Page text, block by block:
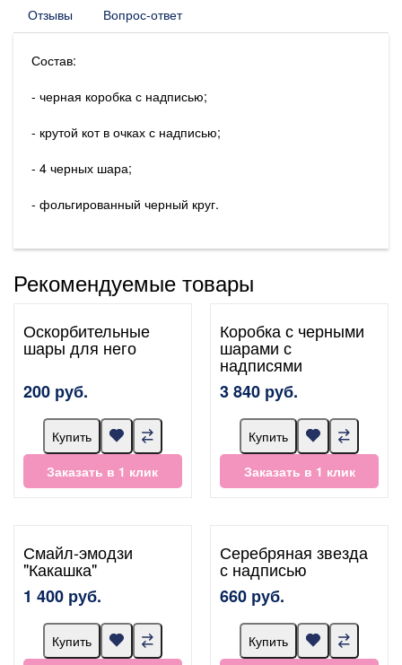
Отзывы Вопрос-ответ
Состав:
- черная коробка с надписью;
- крутой кот в очках с надписью;
- 4 черных шара;
- фольгированный черный круг.
Рекомендуемые товары
Оскорбительные
шары для него
200 руб.
Купить
Заказать в 1 клик
Коробка с черными
шарами с
надписями
3 840 руб.
Купить
Заказать в 1 клик
Смайл-эмодзи
"Какашка"
1 400 руб.
Купить
Серебряная звезда
с надписью
660 руб.
Купить